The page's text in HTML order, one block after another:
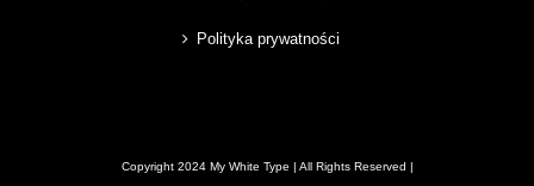
Polityka prywatności
Copyright 2024 My White Type | All Rights Reserved |